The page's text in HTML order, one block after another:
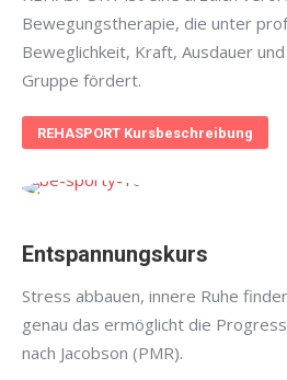
Bewegungstherapie, die unter
Beweglichkeit, Kraft, Ausdauer
Gruppe fördert.
REHASPORT Kursbeschreibung
Entspannungskurs
Stress abbauen, innere Ruhe
genau das ermöglicht die
nach Jacobson (PMR).